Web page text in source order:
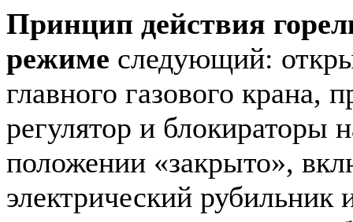
Принцип действия
режиме следующий:
главного газового крана,
регулятор и блокираторы
положении «закрыто»,
электрический рубильник